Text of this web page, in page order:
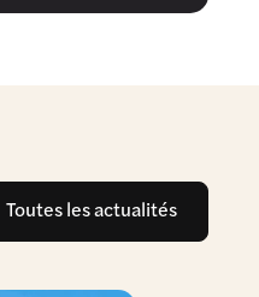
Toutes les actualités